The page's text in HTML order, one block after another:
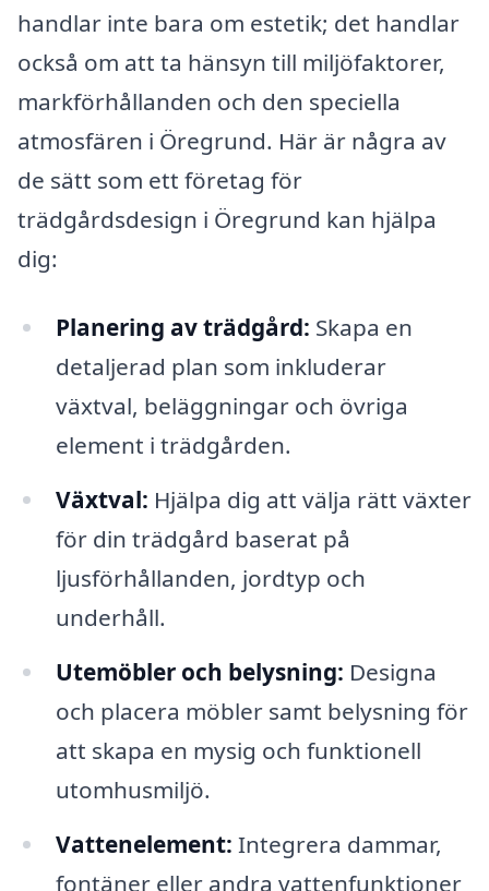
handlar inte bara om estetik; det handlar
också om att ta hänsyn till miljöfaktorer,
markförhållanden och den speciella
atmosfären i Öregrund. Här är några av
de sätt som ett företag för
trädgårdsdesign i Öregrund kan hjälpa
dig:
Planering av trädgård: Skapa en
detaljerad plan som inkluderar
växtval, beläggningar och övriga
element i trädgården.
Växtval: Hjälpa dig att välja rätt växter
för din trädgård baserat på
ljusförhållanden, jordtyp och
underhåll.
Utemöbler och belysning: Designa
och placera möbler samt belysning för
att skapa en mysig och funktionell
utomhusmiljö.
Vattenelement: Integrera dammar,
fontäner eller andra vattenfunktioner